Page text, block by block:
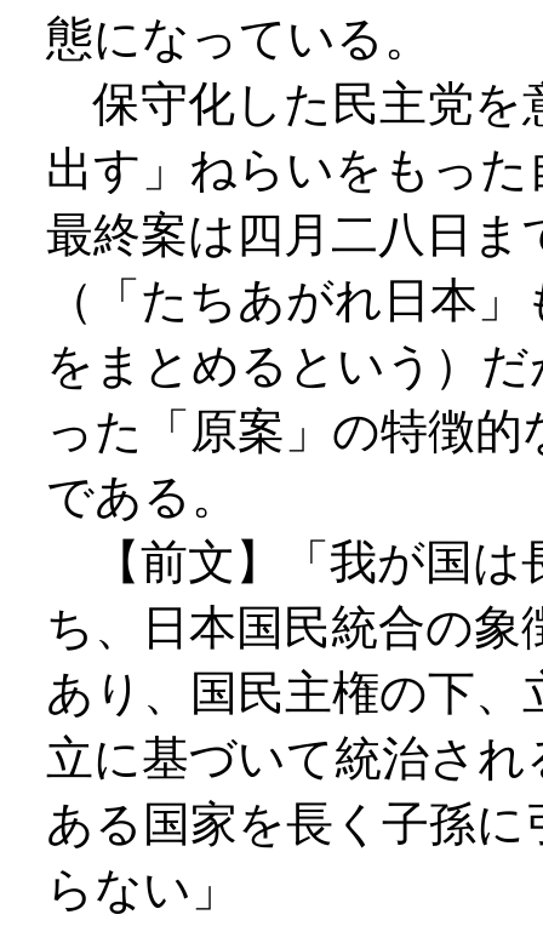
態になっている。
保守化した民主党を
出す」ねらいをもっ
最終案は四月二八日
（「たちあがれ日本
をまとめるという）
った「原案」の特徴
である。
【前文】「我が国は
ち、日本国民統合の
あり、国民主権の下
立に基づいて統治さ
ある国家を長く子孫
らない」